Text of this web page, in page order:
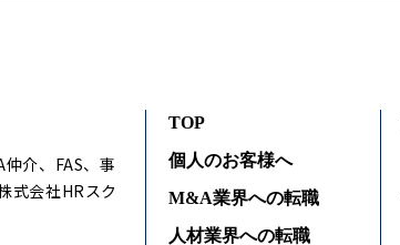
介、FAS、事
式会社HRスク
TOP
個人のお客様へ
M&A業界への転職
人材業界への転職